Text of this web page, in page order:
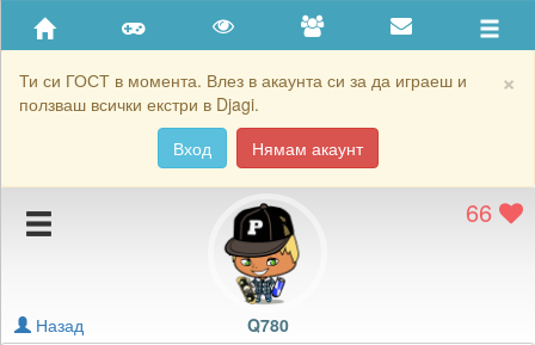
×
Ти си ГОСТ в момента. Влез в акаунта си за да играеш и
ползваш всички екстри в Djagi.
Вход
Нямам акаунт
Приятели
Хронология на игри
Подаръците на Q780
Блокирай Q780
66
Q780
Назад